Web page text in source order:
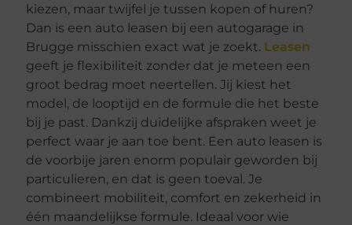
kiezen, maar twijfel je tussen kopen of huren?
Dan is een auto leasen bij een autogarage in
Brugge misschien exact wat je zoekt. Leasen
geeft je flexibiliteit zonder dat je meteen een
groot bedrag moet neertellen. Jij kiest het
model, de looptijd en de formule die het beste
bij je past. Dankzij duidelijke afspraken weet je
perfect waar je aan toe bent. Een auto leasen is
de voorbije jaren enorm populair geworden bij
particulieren, en dat is geen toeval. Je
combineert mobiliteit, comfort en zekerheid in
één maandelijkse formule. Ideaal voor wie